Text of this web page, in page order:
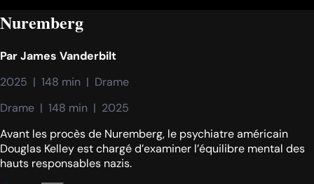
Nuremberg
ParJames Vanderbilt
2025  |  148 min  |  Drame
Drame  |  148 min  |  2025
Avant les procès de Nuremberg, le psychiatre américain
Douglas Kelley est chargé d’examiner l’équilibre mental des
hauts responsables nazis.